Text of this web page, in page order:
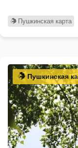
Пушкинская карта
Пушкинская